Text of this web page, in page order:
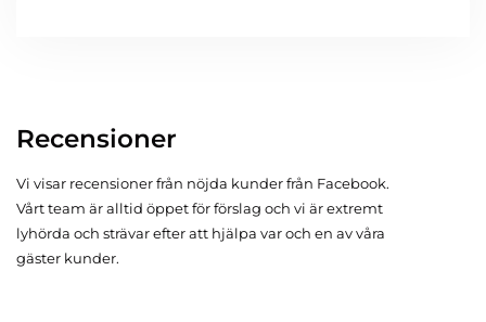
Recensioner
Vi visar recensioner från nöjda kunder från Facebook.
Vårt team är alltid öppet för förslag och vi är extremt
lyhörda och strävar efter att hjälpa var och en av våra
gäster kunder.